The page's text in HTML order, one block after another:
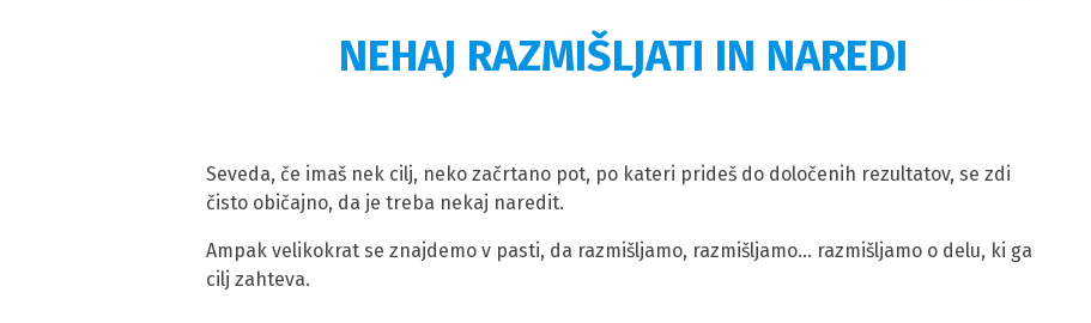
NEHAJ RAZMIŠLJATI IN NAREDI
Seveda, če imaš nek cilj, neko začrtano pot, po kateri prideš do določenih rezultatov, se zdi
čisto običajno, da je treba nekaj naredit.
Ampak velikokrat se znajdemo v pasti, da razmišljamo, razmišljamo… razmišljamo o delu, ki ga
cilj zahteva.